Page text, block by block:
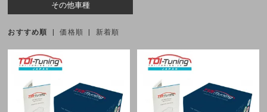
その他車種
おすすめ順 |価格順 新着順